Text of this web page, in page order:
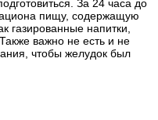
За 24 часа до
пищу, содержащую
газированные напитки,
важно не есть и не
чтобы желудок был